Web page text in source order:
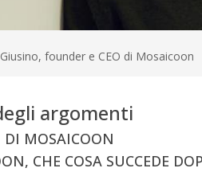
founder e CEO di Mosaicoon
argomenti
MOSAICOON
CHE COSA SUCCEDE